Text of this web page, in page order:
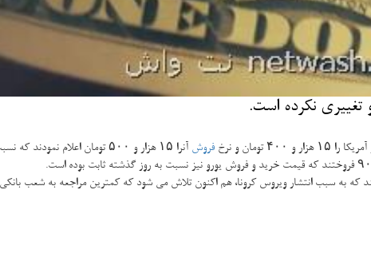
نكرده است.
و نرخ فروش آنرا ۱۵ هزار و ۵۰۰ تومان اعلام نمودند كه نسبت به روز گذشته تغییری نداشته است.
كه به سبب انتشار ویروس كرونا، هم اكنون تلاش می شود كه كمترین مراجعه به شعب